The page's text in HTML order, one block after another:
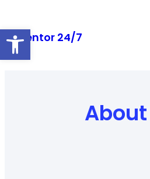
Open toolbar
content
Mentor 24/7
About